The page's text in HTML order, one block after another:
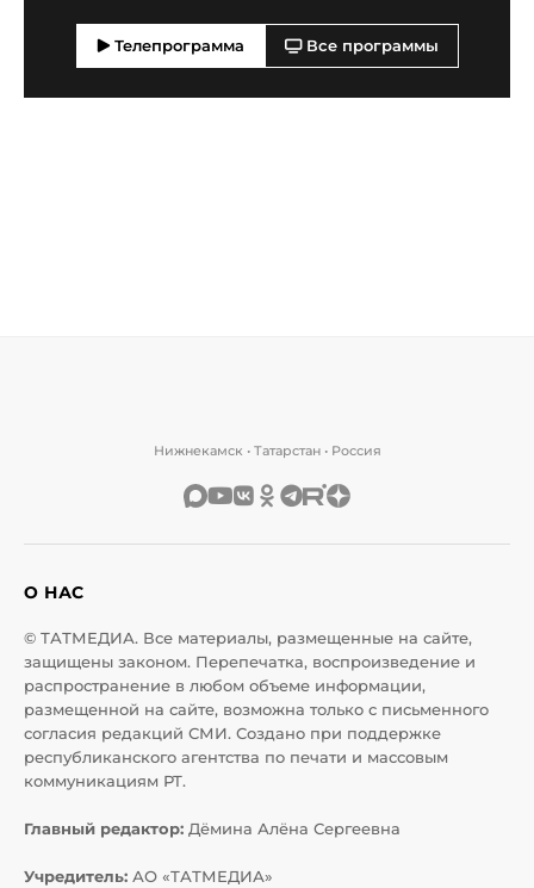
Телепрограмма Все программы
Нижнекамск • Татарстан • Россия
О НАС
© ТАТМЕДИА. Все материалы, размещенные на сайте,
защищены законом. Перепечатка, воспроизведение и
распространение в любом объеме информации,
размещенной на сайте, возможна только с письменного
согласия редакций СМИ. Создано при поддержке
республиканского агентства по печати и массовым
коммуникациям РТ.
Главный редактор: Дёмина Алёна Сергеевна
Учредитель: АО «ТАТМЕДИА»